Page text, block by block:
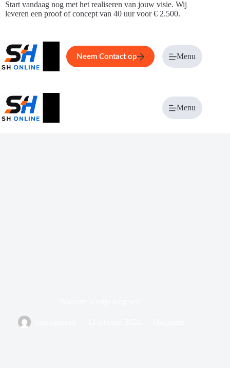
Ga
naar
Start vandaag nog met het realiseren van jouw visie. Wij
leveren een proof of concept van 40 uur voor € 2.500.
Home Service Over ons
Neem Contact op Menu
Menu